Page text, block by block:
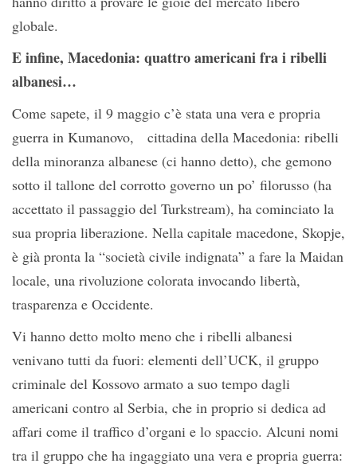
globale.
E infine, Macedonia: quattro americani fra i ribelli
albanesi…
Come sapete, il 9 maggio c’è stata una vera e propria
guerra in Kumanovo, cittadina della Macedonia: ribelli
della minoranza albanese (ci hanno detto), che gemono
sotto il tallone del corrotto governo un po’ filorusso (ha
accettato il passaggio del Turkstream), ha cominciato la
sua propria liberazione. Nella capitale macedone, Skopje,
è già pronta la “società civile indignata” a fare la Maidan
locale, una rivoluzione colorata invocando libertà,
trasparenza e Occidente.
Vi hanno detto molto meno che i ribelli albanesi
venivano tutti da fuori: elementi dell’UCK, il gruppo
criminale del Kossovo armato a suo tempo dagli
americani contro al Serbia, che in proprio si dedica ad
affari come il traffico d’organi e lo spaccio. Alcuni nomi
tra il gruppo che ha ingaggiato una vera e propria guerra: